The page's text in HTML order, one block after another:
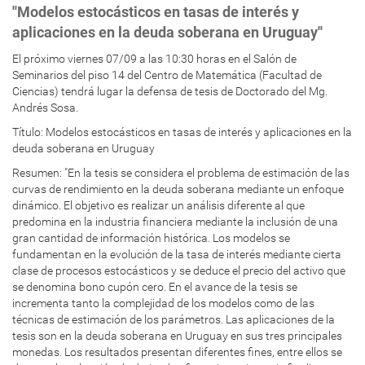
''Modelos estocásticos en tasas de interés y
aplicaciones en la deuda soberana en Uruguay''
El próximo viernes 07/09 a las 10:30 horas en el Salón de
Seminarios del piso 14 del Centro de Matemática (Facultad de
Ciencias) tendrá lugar la defensa de tesis de Doctorado del Mg.
Andrés Sosa.
Título: Modelos estocásticos en tasas de interés y aplicaciones en la
deuda soberana en Uruguay
Resumen: "En la tesis se considera el problema de estimación de las
curvas de rendimiento en la deuda soberana mediante un enfoque
dinámico. El objetivo es realizar un análisis diferente al que
predomina en la industria financiera mediante la inclusión de una
gran cantidad de información histórica. Los modelos se
fundamentan en la evolución de la tasa de interés mediante cierta
clase de procesos estocásticos y se deduce el precio del activo que
se denomina bono cupón cero. En el avance de la tesis se
incrementa tanto la complejidad de los modelos como de las
técnicas de estimación de los parámetros. Las aplicaciones de la
tesis son en la deuda soberana en Uruguay en sus tres principales
monedas. Los resultados presentan diferentes fines, entre ellos se